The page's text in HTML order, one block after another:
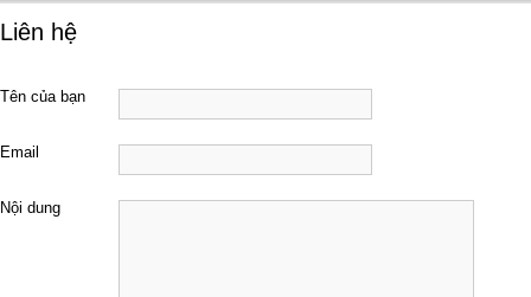
Liên hệ
Tên của bạn
Email
Nội dung